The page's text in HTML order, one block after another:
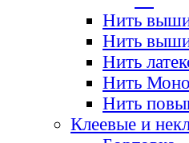
Нить
Нить
Нить
Нить Моно
Нить
Клеевые и